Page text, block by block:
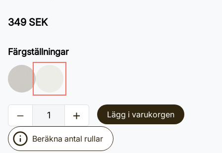
349 SEK
Färgställningar
Lägg i varukorgen
Beräkna antal rullar